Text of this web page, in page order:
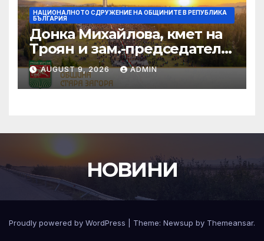
НАЦИОНАЛНОТО СДРУЖЕНИЕ НА ОБЩИНИТЕ В РЕПУБЛИКА
БЪЛГАРИЯ
Донка Михайлова, кмет на
Троян и зам.-председател
на НСОРБ: Знаем какво е
произведено, как е
произведено и какво влиза
AUGUST 9, 2026 ADMIN
НОВИНИ
Proudly powered by WordPress Theme: Newsup by Themeansar.